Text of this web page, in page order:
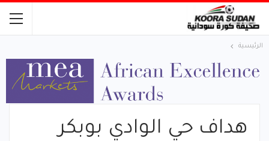
الرئيسية
هداف حي الوادي بوبكر